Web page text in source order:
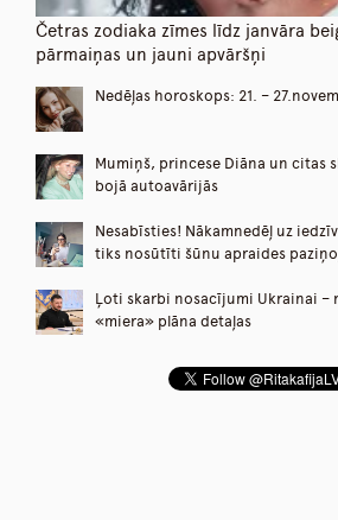
Četras zodiaka zīmes līdz janvāra
pārmaiņas un jauni apvāršņi
Nedēļas horoskops: 21. –
Mumiņš, princese Diāna un citas
bojā autoavārijās
Nesabīsties! Nākamnedēļ uz
tiks nosūtīti šūnu apraides
Ļoti skarbi nosacījumi Ukrainai –
«miera» plāna detaļas